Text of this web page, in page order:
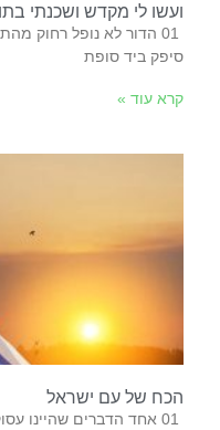
ועשו לי מקדש ושכנתי
‬סיפק‭ ‬ביד‭ ‬סופת‭
קרא עוד »
הכח של עם ישראל